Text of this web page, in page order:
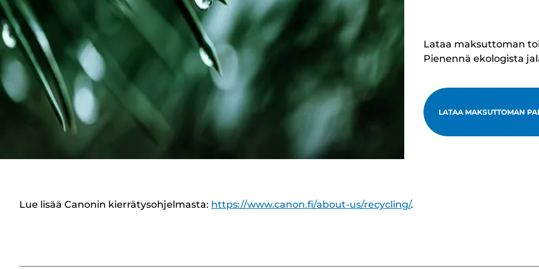
Lataa maksuttoman
Pienennä ekologista
LATAA MAKSUTTOMAN
Lue lisää Canonin kierrätysohjelmasta: https://www.canon.fi/about-us/recycling/.